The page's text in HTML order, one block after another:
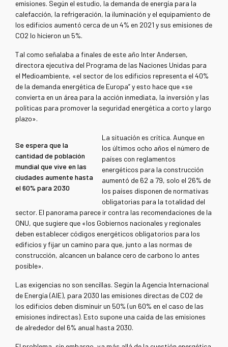
emisiones. Según el estudio, la demanda de energía para la
calefacción, la refrigeración, la iluminación y el equipamiento de
los edificios aumentó cerca de un 4% en 2021 y sus emisiones de
CO2 lo hicieron un 5%.
Tal como señalaba a finales de este año Inter Andersen,
directora ejecutiva del Programa de las Naciones Unidas para
el Medioambiente, «el sector de los edificios representa el 40%
de la demanda energética de Europa” y esto hace que «se
convierta en un área para la acción inmediata, la inversión y las
políticas para promover la seguridad energética a corto y largo
plazo».
Se espera que la
cantidad de población
mundial que vive en las
ciudades aumente hasta
el 60% para 2030
La situación es crítica. Aunque en
los últimos ocho años el número de
países con reglamentos
energéticos para la construcción
aumentó de 62 a 79, solo el 26% de
los países disponen de normativas
obligatorias para la totalidad del
sector. El panorama parece ir contra las recomendaciones de la
ONU, que sugiere que «los Gobiernos nacionales y regionales
deben establecer códigos energéticos obligatorios para los
edificios y fijar un camino para que, junto a las normas de
construcción, alcancen un balance cero de carbono lo antes
posible».
Las exigencias no son sencillas. Según la Agencia Internacional
de Energía (AIE), para 2030 las emisiones directas de CO2 de
los edificios deben disminuir un 50% (un 60% en el caso de las
emisiones indirectas). Esto supone una caída de las emisiones
de alrededor del 6% anual hasta 2030.